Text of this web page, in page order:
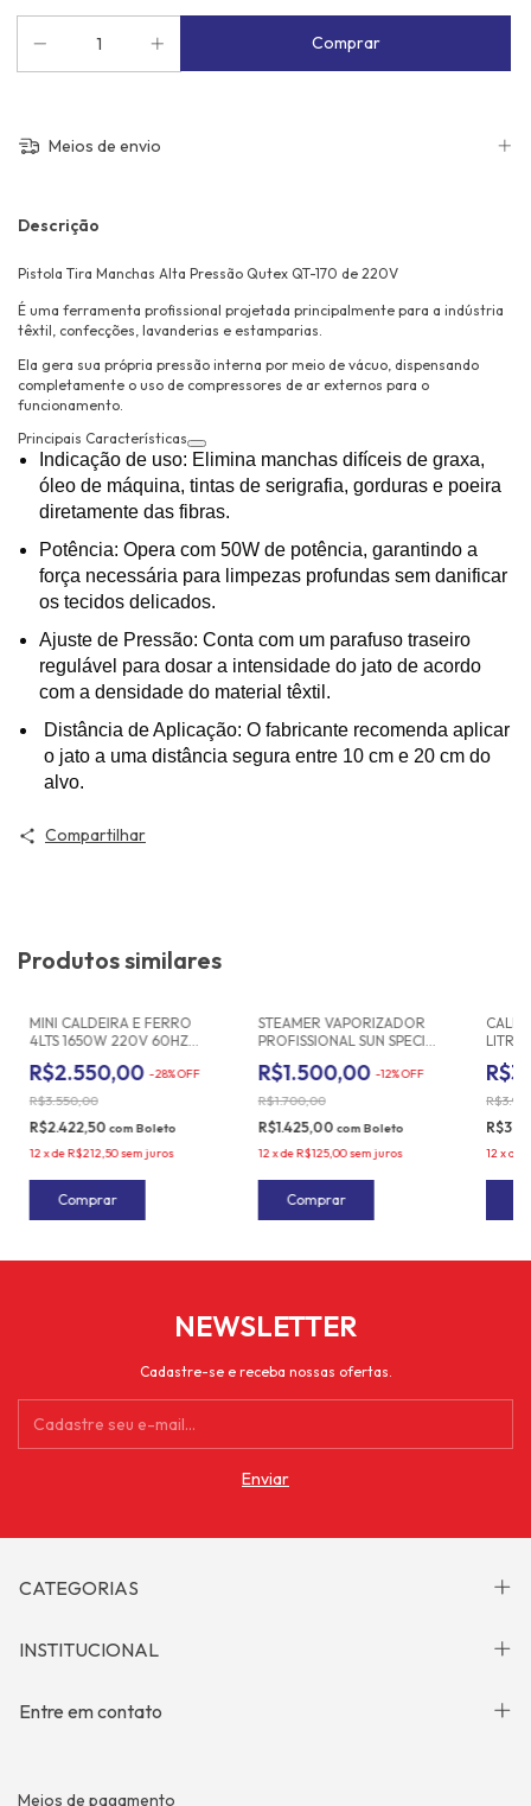
Meios de envio
Descrição
Pistola Tira Manchas Alta Pressão Qutex QT-170 de 220V
É uma ferramenta profissional projetada principalmente para a indústria
têxtil, confecções, lavanderias e estamparias.
Ela gera sua própria pressão interna por meio de vácuo, dispensando
completamente o uso de compressores de ar externos para o
funcionamento.
Principais Características
Indicação de uso: Elimina manchas difíceis de graxa,
óleo de máquina, tintas de serigrafia, gorduras e poeira
diretamente das fibras.
Potência: Opera com 50W de potência, garantindo a
força necessária para limpezas profundas sem danificar
os tecidos delicados.
Ajuste de Pressão: Conta com um parafuso traseiro
regulável para dosar a intensidade do jato de acordo
com a densidade do material têxtil.
Distância de Aplicação: O fabricante recomenda aplicar
o jato a uma distância segura entre 10 cm e 20 cm do
alvo.
Compartilhar
Produtos similares
MINI CALDEIRA E FERRO
4LTS 1650W 220V 60HZ
R$2.550,00 -28%OFF
R$3.550,00
R$2.422,50 com Boleto
12 xdeR$212,50sem juros
STEAMER VAPORIZADOR
PROFISSIONAL SUN SPECIAL
R$1.500,00 -12%OFF
R$1.700,00
R$1.425,00 com Boleto
12xdeR$125,00sem juros 12 xde
NEWSLETTER
Cadastre-se e receba nossas ofertas.
CATEGORIAS
INSTITUCIONAL
Entre em contato
Meios de pagamento